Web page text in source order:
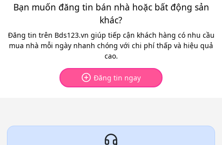
Bạn muốn đăng tin bán nhà hoặc bất động sản
khác?
Đăng tin trên Bds123.vn giúp tiếp cận khách hàng có nhu cầu
mua nhà mỗi ngày nhanh chóng với chi phí thấp và hiệu quả
cao.
Đăng tin ngay